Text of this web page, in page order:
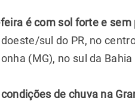
é com sol forte e sem
sul do PR, no
(MG), no sul da
condições de chuva na